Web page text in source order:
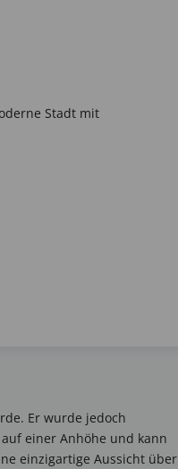
Stadt mit
Er wurde jedoch
einer Anhöhe und kann
einzigartige Aussicht über